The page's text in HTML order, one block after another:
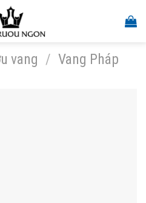
vang / Vang Pháp